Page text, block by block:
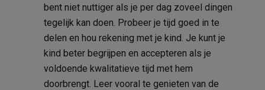
bent niet nuttiger als je per dag zoveel dingen
tegelijk kan doen. Probeer je tijd goed in te
delen en hou rekening met je kind. Je kunt je
kind beter begrijpen en accepteren als je
voldoende kwalitatieve tijd met hem
doorbrengt. Leer vooral te genieten van de